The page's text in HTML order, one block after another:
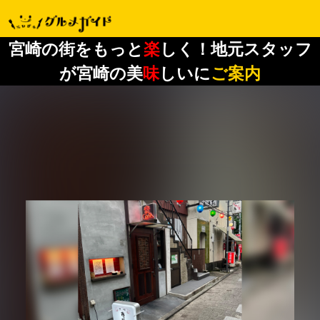
宮崎の街をもっと楽しく！地元スタッフ
が宮崎の美味しいにご案内